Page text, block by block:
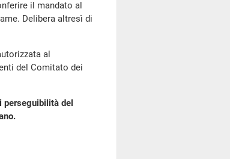
il mandato al
Delibera altresì di
al
del Comitato dei
perseguibilità del